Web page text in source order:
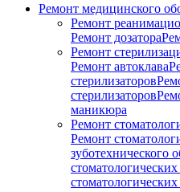
Ремонт медицинского
Ремонт
Ремонт дозатора
Ремонт
Ремонт автоклава
стерилизаторов
стерилизаторов
маникюра
Ремонт
Ремонт
зуботехнического
стоматологических